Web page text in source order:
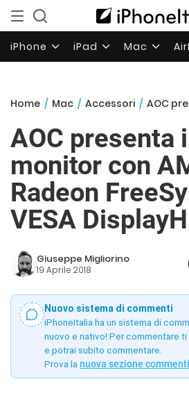
iPhone iPad Mac
Home / Mac / Accessori / AOC presenta il primo
AOC presenta
monitor con
Radeon
VESA
Giuseppe Migliorino
19 Aprile 2018
Nuovo sistema di commenti
iPhoneItalia ha un sistema di
nuovo e nativo! Per commentare
e potrai subito commentare.
Prova la nuova sezione commenti